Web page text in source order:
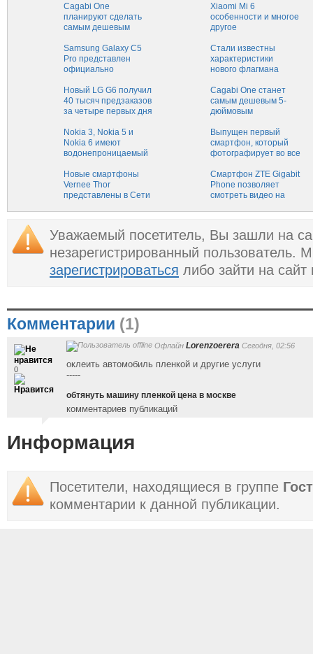
Cagabi One
планируют сделать
самым дешевым
Xiaomi Mi 6
особенности и многое
другое
Samsung Galaxy C5
Pro представлен
официально
Стали известны
характеристики
нового флагмана
Новый LG G6 получил
40 тысяч предзаказов
за четыре первых дня
Cagabi One станет
самым дешевым 5-
дюймовым
Nokia 3, Nokia 5 и
Nokia 6 имеют
водонепроницаемый
Выпущен первый
смартфон, который
фотографирует во все
Новые смартфоны
Vernee Thor
представлены в Сети
Смартфон ZTE Gigabit
Phone позволяет
смотреть видео на
Уважаемый посетитель, Вы зашли на
незарегистрированный
зарегистрироваться либо зайти на
Комментарии (1)
0
Офлайн Lorenzoerera Сегодня, 02:56
оклеить автомобиль пленкой и другие услуги
-----
обтянуть машину пленкой цена в москве
комментариев публикаций
Информация
Посетители, находящиеся в группе
комментарии к данной публикации.